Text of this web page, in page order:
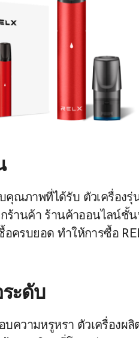
คุณภาพที่ได้รับ ตัวเครื่อง
านค้า ร้านค้าออนไลน์ชั้น
ครบยอด ทำให้การซื้อ
ะดับ
ความหรูหรา ตัวเครื่องผลิ